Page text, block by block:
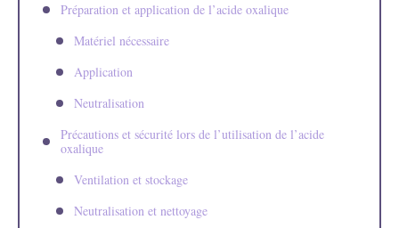
Préparation et application de l’acide oxalique
Matériel nécessaire
Application
Neutralisation
Précautions et sécurité lors de l’utilisation de l’acide
oxalique
Ventilation et stockage
Neutralisation et nettoyage